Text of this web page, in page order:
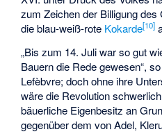
zum Zeichen der Billigung
die blau-weiß-rote Kokarde[10]
„Bis zum 14. Juli war so gut
Bauern die Rede gewesen“,
Lefèbvre; doch ohne ihre
wäre die Revolution
bäuerliche Eigenbesitz an
gegenüber dem von Adel,